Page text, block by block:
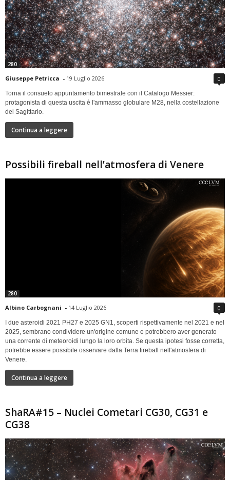
280
Giuseppe Petricca - 19 Luglio 2026 0
Torna il consueto appuntamento bimestrale con il Catalogo Messier:
protagonista di questa uscita è l'ammasso globulare M28, nella costellazione
del Sagittario.
Continua a leggere
Possibili fireball nell’atmosfera di Venere
280
Albino Carbognani - 14 Luglio 2026 0
I due asteroidi 2021 PH27 e 2025 GN1, scoperti rispettivamente nel 2021 e nel
2025, sembrano condividere un'origine comune e potrebbero aver generato
una corrente di meteoroidi lungo la loro orbita. Se questa ipotesi fosse corretta,
potrebbe essere possibile osservare dalla Terra fireball nell'atmosfera di
Venere.
Continua a leggere
ShaRA#15 – Nuclei Cometari CG30, CG31 e
CG38